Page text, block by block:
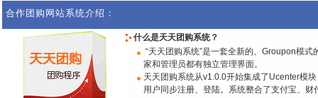
合作团购网站系统介绍：
什么是天天团购系统？
“天天团购系统”是一套全新的、Groupon模
家和管理员都有独立管理界面。
天天团购系统从v1.0.0开始集成了Ucenter模
用户同步注册、登陆。系统整合了支付宝、